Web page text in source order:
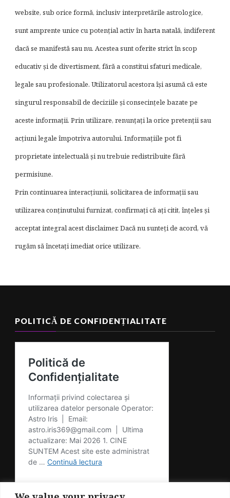
website, sub orice formă, inclusiv interpretările astrologice,
sunt amprente unice cu potențial activ în harta natală, indiferent
dacă se manifestă sau nu. Acestea sunt oferite strict în scop
educativ și de divertisment, fără a constitui sfaturi medicale,
legale sau profesionale. Utilizatorul acestora își asumă că este
singurul responsabil de deciziile și consecințele bazate pe
aceste informații. Prin utilizare, renunțați la orice pretenții sau
acțiuni legale împotriva autorului. Informațiile pot fi
proprietate intelectuală și nu trebuie redistribuite fără
permisiune.
Prin continuarea interacțiunii, solicitarea de informații sau
utilizarea conținutului furnizat, confirmați că ați citit, înțeles și
acceptat integral acest disclaimer. Dacă nu sunteți de acord, vă
rugăm să încetați imediat orice utilizare.
POLITICĂ DE CONFIDENȚIALITATE